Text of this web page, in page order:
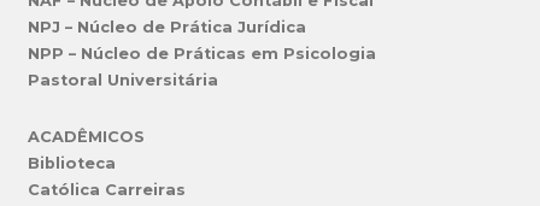
NPJ – Núcleo de Prática Jurídica
NPP – Núcleo de Práticas em Psicologia
Pastoral Universitária
ACADÊMICOS
Biblioteca
Católica Carreiras